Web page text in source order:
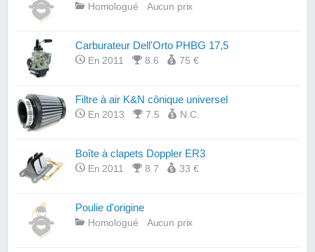
Homologué Aucun prix
Carburateur Dell'Orto PHBG 17,5
En 2011 8.6 75 €
Filtre à air K&N cônique universel
En 2013 7.5 N.C.
Boîte à clapets Doppler ER3
En 2011 8.7 33 €
Poulie d'origine
Homologué Aucun prix